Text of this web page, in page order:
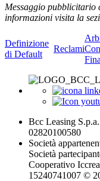
Messaggio
informazioni visita la
Definizione
di Default
Reclami
Bcc Leasing
02820100580
Società
Società
Cooperativo
15240741007 ©